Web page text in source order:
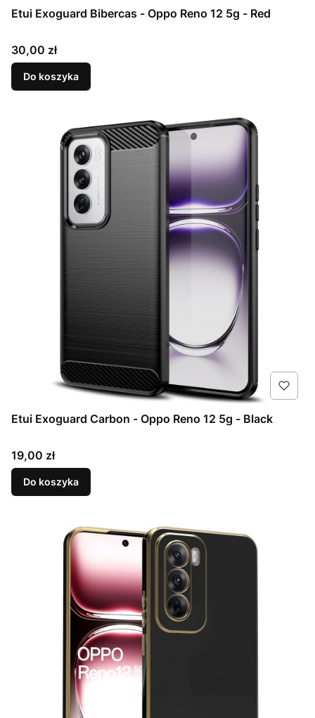
Etui Exoguard Bibercas - Oppo Reno 12 5g - Red
Cena
30,00 zł
Do koszyka
Etui Exoguard Carbon - Oppo Reno 12 5g - Black
Cena
19,00 zł
Do koszyka